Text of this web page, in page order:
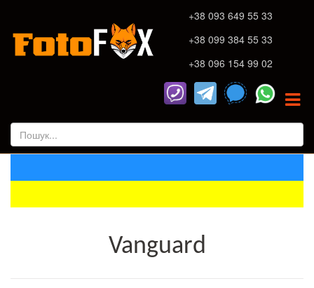
+38 093 649 55 33
+38 099 384 55 33
+38 096 154 99 02
Vanguard